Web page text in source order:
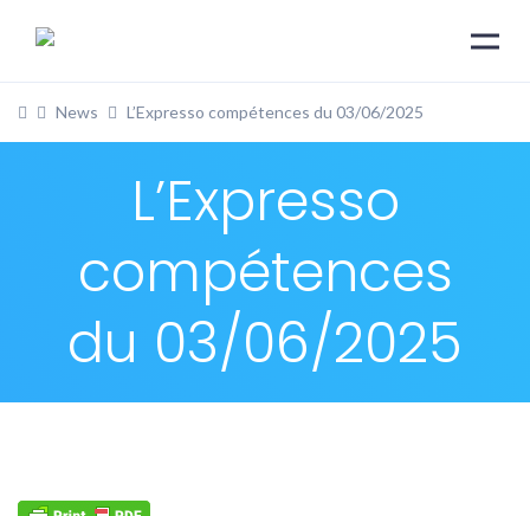
News L’Expresso compétences du 03/06/2025
L’Expresso
compétences
du 03/06/2025